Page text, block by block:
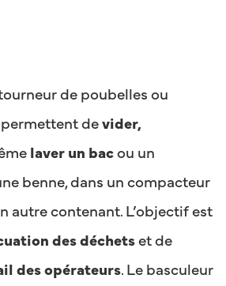
de poubelles ou
devider,
laver un bacou un
benne, dans un compacteur
autre contenant. L’objectif est
des déchetset de
des opérateurs. Le basculeur